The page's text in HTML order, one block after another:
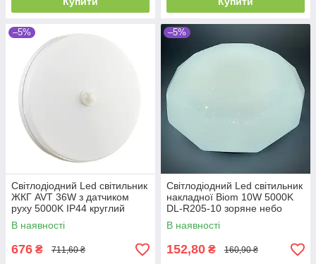
–5%
Світлодіодний Led світильник
ЖКГ AVT 36W з датчиком
руху 5000K IP44 круглий
В наявності
676 ₴ 711,60 ₴
–5%
Світлодіодний Led світильник
накладної Biom 10W 5000K
DL-R205-10 зоряне небо
В наявності
152,80 ₴ 160,90 ₴